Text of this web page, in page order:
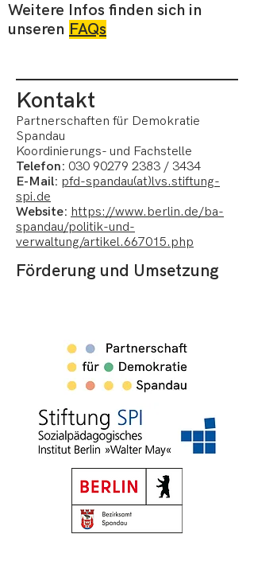
Weitere Infos finden sich in
unseren FAQs
Kontakt
Partnerschaften für Demokratie
Spandau
Koordinierungs- und Fachstelle
Telefon: 030 90279 2383 / 3434
E-Mail: pfd-spandau(at)lvs.stiftung-
spi.de
Website: https://www.berlin.de/ba-
spandau/politik-und-
verwaltung/artikel.667015.php
Förderung und Umsetzung